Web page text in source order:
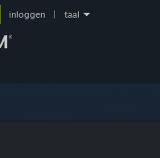
inloggen taal